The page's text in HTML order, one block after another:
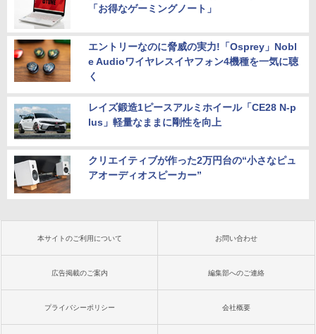
「お得なゲーミングノート」
エントリーなのに脅威の実力!「Osprey」Nobl
e Audioワイヤレスイヤフォン4機種を一気に聴
く
レイズ鍛造1ピースアルミホイール「CE28 N-p
lus」軽量なままに剛性を向上
クリエイティブが作った2万円台の“小さなピュ
アオーディオスピーカー”
本サイトのご利用について お問い合わせ
広告掲載のご案内 編集部へのご連絡
プライバシーポリシー 会社概要